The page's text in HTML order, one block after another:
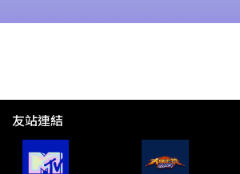
友站連結